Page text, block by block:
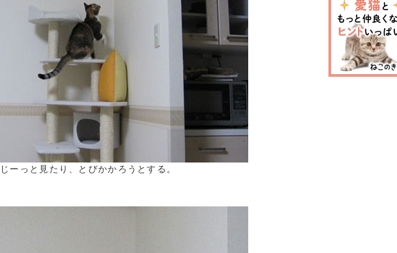
ーっと見たり、とびかかろうとする。